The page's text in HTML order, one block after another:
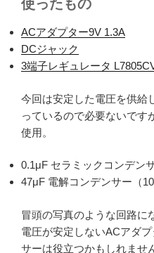
使ったもの
ACアダプター9V 1.3A
DCジャック
3端子レギュレータ
今回は安定した電圧を供給
っているので必要ないです
使用。
0.1μF セラミックコンデン
47μF 電解コンデンサー（
冒頭の写真のような回路に
電圧が安定しないACアダ
サーは役立つかもしれませ